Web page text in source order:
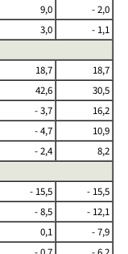
9,0
- 2,0
3,0
- 1,1
18,7
18,7
42,6
30,5
- 3,7
16,2
- 4,7
10,9
- 2,4
8,2
- 15,5
- 15,5
- 8,5
- 12,1
0,1
- 7,9